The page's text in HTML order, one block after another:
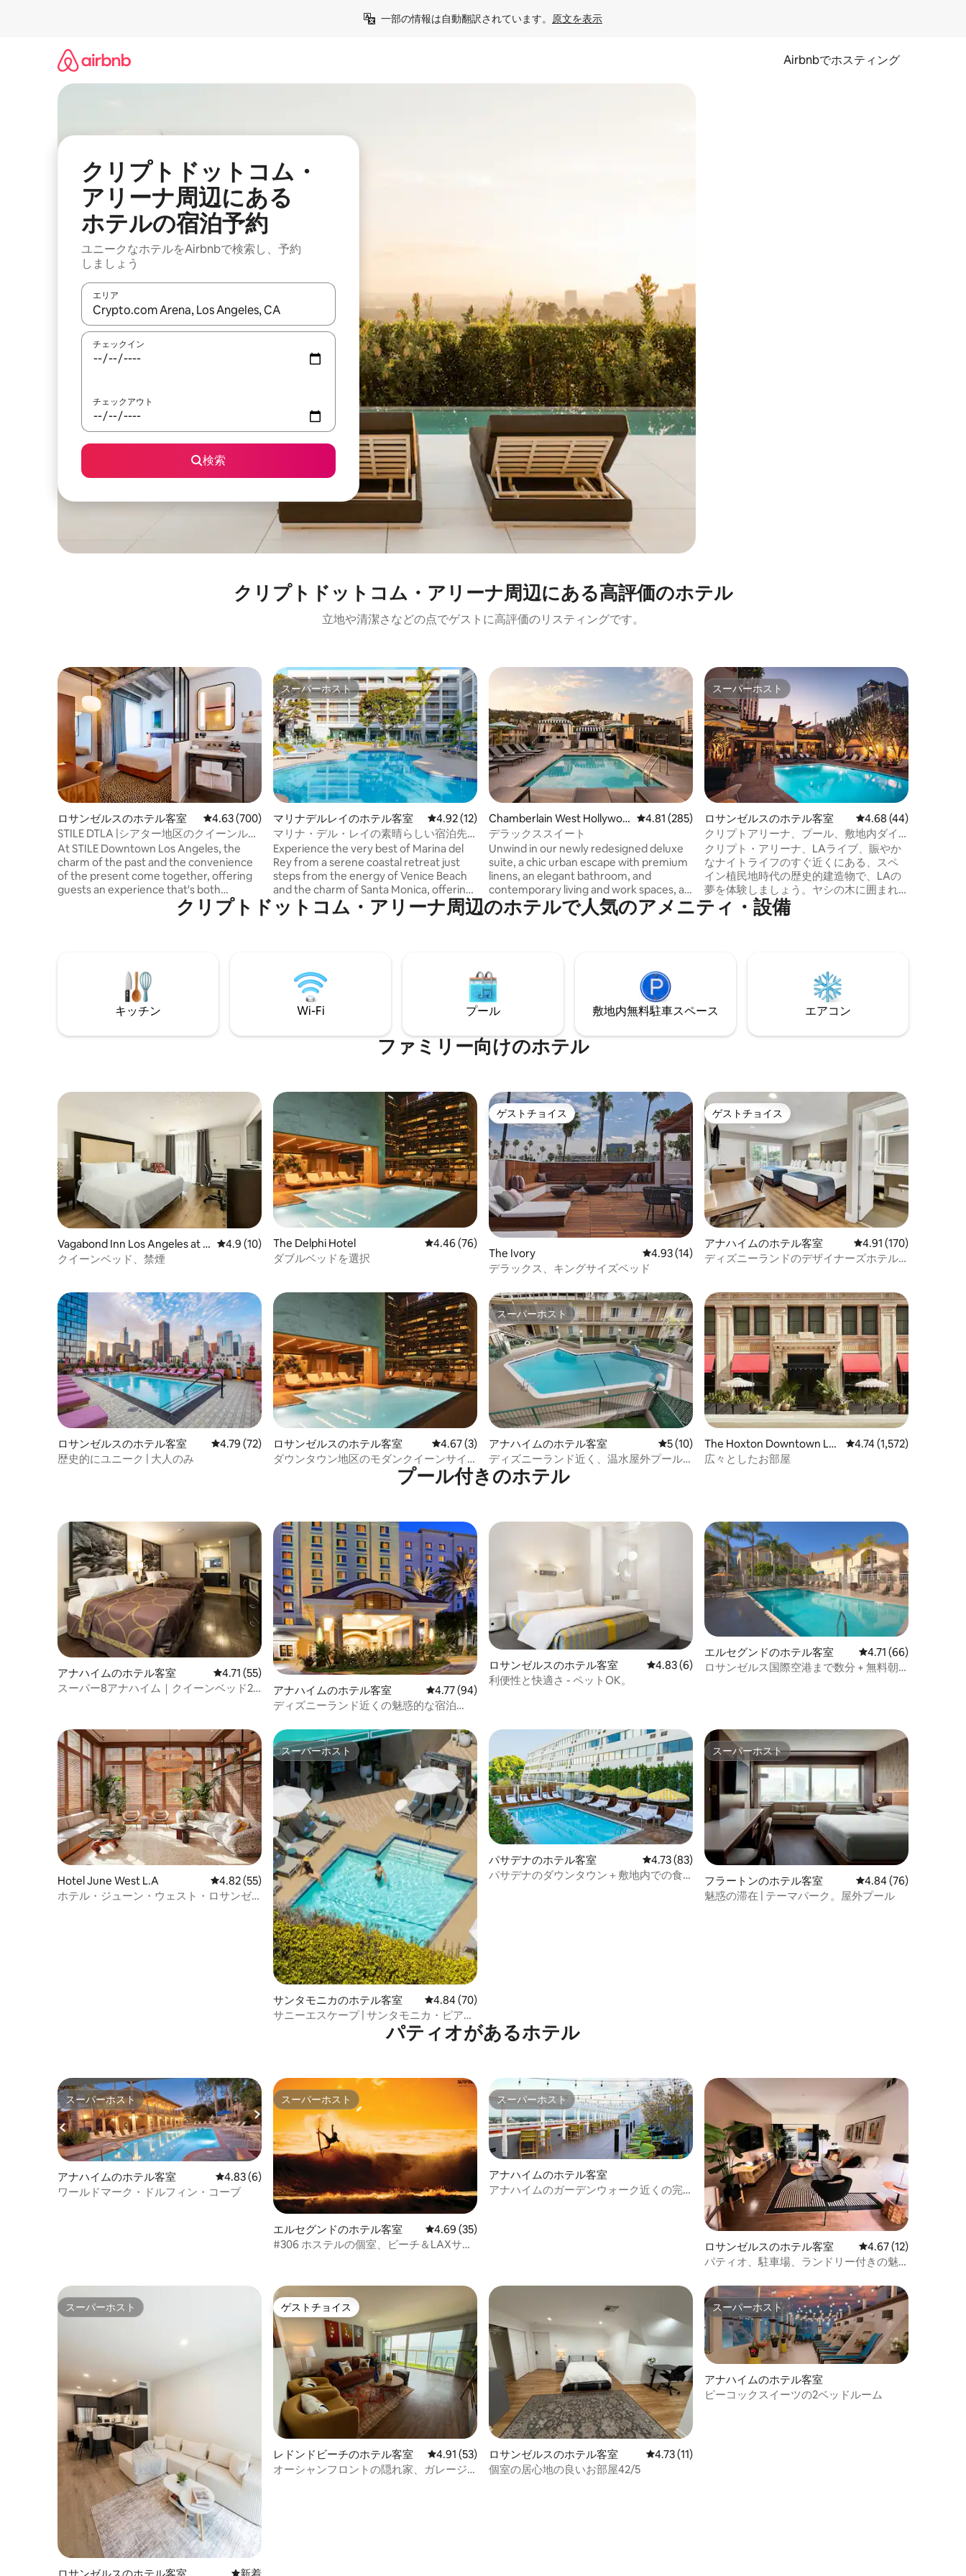
一部の情報は自動翻訳されています。 原文を表示
Airbnbでホスティング
クリプトドットコム・
アリーナ周辺にあ⁠る
ホ⁠テ⁠ルの宿⁠泊⁠予⁠約
ユニークなホ⁠テ⁠ル⁠をAirbnb⁠で検⁠索⁠し⁠、予⁠約
し⁠ま⁠し⁠ょ⁠う
エリア
検索結果が表示されたら、上下の矢印キーを使って移動するか、画面をタッチまたはスワイプして検索結果を確認することができます。
チェックイン
チェックアウト
検索
クリプトドットコム・アリーナ周辺にあ⁠る高⁠評⁠価⁠のホ⁠テ⁠ル
立地や清潔さなどの点でゲストに高評価のリスティングです。
ロサンゼルスのホテル客室 レビュー700件、5つ星中4.63つ星の平均評価
4.63 (700)
STILE DTLA |シアター地区のクイーンルー
ム
At STILE Downtown Los Angeles, the
charm of the past and the convenience
of the present come together, offering
guests an experience that's both
refreshing and familiar, stylish and
sustainable. Storied spaces and
tech-enabled hotel offers self check-in
at 4pm, on-site and Virtual Front Desk
services with 24/7 guest support via text,
and round-the-clock security for your
comfort.
スーパーホスト
スーパーホスト
マリナデルレイのホテル客室 レビュー12件、5つ星中4.92つ星の平均評価
4.92 (12)
マリナ・デル・レイの素晴らしい宿泊先
＋レストラン＆プール
Experience the very best of Marina del
Rey from a serene coastal retreat just
steps from the energy of Venice Beach
and the charm of Santa Monica, offering
effortless access to Los Angeles’ most
iconic experiences. Imagine sun‑soaked
room styled with Southern California’s
relaxed coastal elegance. Explore the
beauty of coastal LA and embrace your
California escape.
Chamberlain West Hollywoo
d
レビュー285件、5つ星中4.81つ星の平均評価
4.81 (285)
デラックススイート
Unwind in our newly redesigned deluxe
suite, a chic urban escape with premium
linens, an elegant bathroom, and
contemporary living and work spaces, all
thoughtfully crafted for relaxation and
comfort, complete with Murchison-
スーパーホスト
スーパーホスト
ロサンゼルスのホテル客室 レビュー44件、5つ星
4.68 (44)
クリプトアリーナ、プール、敷地内ダイ
ニングまでの手順
クリプト・アリーナ、LAライブ、賑やか
なナイトライフのすぐ近くにある、スペ
イン植民地時代の歴史的建造物で、LAの
夢を体験しましょう。ヤシの木に囲まれ
た屋外プールのそばでくつろいだり、賑
やかなバーでカクテルを飲んだり、ドア
の良いシックな客室、そして冒険にぴっ
たりのロケーション。コンサートやゲー
ム、そして忘れられない街のひとときを
楽しむためのスタイリッシュな拠点で
クリプトドットコム・アリーナ周辺のホ⁠テ⁠ルで人⁠気⁠のア⁠メ⁠ニ⁠テ⁠ィ⁠・設⁠備
キッチン Wi-Fi プール 敷地内無料駐⁠車ス⁠ペ⁠ー⁠ス エアコン
ファミリー向⁠け⁠のホ⁠テ⁠ル
Vagabond Inn Los Angeles at U
SC
レビュー10件、5つ星中4.9つ星の平均評価
4.9 (10)
クイーンベッド、禁煙
The Delphi Hotel レビュー76件、5つ星中4.46つ星の平均評価
4.46 (76)
ダブルベッドを選択
ゲストチョイス
ゲストチョイス
The Ivory レビュー14件、5つ星中4.93つ星の平均評価
4.93 (14)
デラックス、キングサイズベッド
ゲストチョイス
ゲストチョイス
アナハイムのホテル客室 レビュー170件、5つ
4.91 (170)
ディズニーランドのデザイナーズホテル
ロサンゼルスのホテル客室 レビュー72件、5つ星中4.79つ星の平均評価
4.79 (72)
歴史的にユニーク | 大人のみ
ロサンゼルスのホテル客室 レビュー3件、5つ星中4.67つ星の平均評価
4.67 (3)
ダウンタウン地区のモダンクイーンサイ
スーパーホスト
スーパーホスト
アナハイムのホテル客室 レビュー10件、5つ星中5つ星の平均評価
5 (10)
ディズニーランド近く、温水屋外プール
＆ジャグジー付き
The Hoxton Downtown Los
Angeles
レビュー1,572件、5つ
4.74 (1,572)
広々としたお部屋
プール付きのホ⁠テ⁠ル
アナハイムのホテル客室 レビュー55件、5つ星中4.71つ星の平均評価
4.71 (55)
スーパー8アナハイム｜クイーンベッド2
アナハイムのホテル客室 レビュー94件、5つ星中4.77つ星の平均評価
4.77 (94)
ディズニーランド近くの魅惑的な宿泊
ロサンゼルスのホテル客室 レビュー6件、5つ星中4.83つ星の平均評価
4.83 (6)
利便性と快適さ - ペットOK。
エルセグンドのホテル客室 レビュー66件、5つ
4.71 (66)
ロサンゼルス国際空港まで数分 + 無料朝
Hotel June West L.A レビュー55件、5つ星中4.82つ星の平均評価
4.82 (55)
ホテル・ジューン・ウェスト・ロサンゼ
スーパーホスト
スーパーホスト
サンタモニカのホテル客室 レビュー70件、5つ星中4.84つ星の平均評価
4.84 (70)
サニーエスケープ | サンタモニカ・ピア。
パサデナのホテル客室 レビュー83件、5つ星中4.73つ星の平均評価
4.73 (83)
パサデナのダウンタウン＋敷地内での食
スーパーホスト
スーパーホスト
フラートンのホテル客室 レビュー76件、5つ星
4.84 (76)
魅惑の滞在 | テーマパーク。屋外プール
パティオがあるホ⁠テ⁠ル
スーパーホスト
スーパーホスト
アナハイムのホテル客室 レビュー6件、5つ星中4.83つ星の平均評価
4.83 (6)
ワールドマーク・ドルフィン・コーブ
スーパーホスト
スーパーホスト
エルセグンドのホテル客室 レビュー35件、5つ星中4.69つ星の平均評価
4.69 (35)
#306 ホステルの個室、ビーチ＆LAXサウ
スーパーホスト
スーパーホスト
アナハイムのホテル客室
アナハイムのガーデンウォーク近くの完
ロサンゼルスのホテル客室 レビュー12件、5つ
4.67 (12)
パティオ、駐車場、ランドリー付きの魅
スーパーホスト
スーパーホスト ゲストチョイス
ゲストチョイス
レドンドビーチのホテル客室 レビュー53件、5つ星中4.91つ星の平均評価
4.91 (53)
オーシャンフロントの隠れ家、ガレージ
ロサンゼルスのホテル客室 レビュー11件、5つ星中4.73つ星の平均評価
4.73 (11)
個室の居心地の良いお部屋42/5
スーパーホスト
スーパーホスト
アナハイムのホテル客室
ピーコックスイーツの2ベッドルーム